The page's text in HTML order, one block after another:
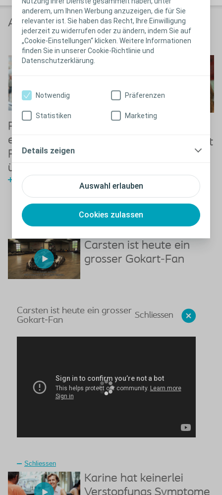
anderem, um Ihnen Werbung anzuzeigen, die für Sie
relevanter ist. Sie haben das Recht, Ihre Einwilligung
jederzeit zu widerrufen oder zu ändern, indem Sie auf
„Cookie-Einstellungen“ klicken. Weitere Informationen
finden Sie in unserer Cookie-Richtlinie und
Datenschutzerklärung.
Auswahl erlauben
Cookies zulassen
Notwendig Präferenzen
Statistiken Marketing
Details zeigen
Anwender berichten
Frederikke kann
endlich bei ihren
Freundinnen
übernachten
Sehen Sie Frederikkes Video
Darmmanagement
Selbstvertrauen
gegeben
Audrey spricht über ihr Leben
mit Peristeen
Carsten ist heute ein
grosser Gokart-Fan
Schliessen
Carsten ist heute ein grosser
Gokart-Fan
Schliessen
Karine hat keinerlei